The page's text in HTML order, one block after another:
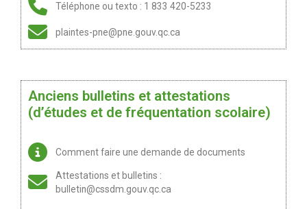
Téléphone ou texto : 1 833 420-5233
plaintes-pne@pne.gouv.qc.ca
Anciens bulletins et attestations
(d’études et de fréquentation scolaire)
Comment faire une demande de documents
Attestations et bulletins :
bulletin@cssdm.gouv.qc.ca